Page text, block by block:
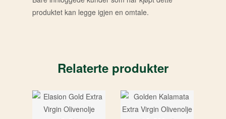
produktet kan legge igjen en omtale.
Relaterte produkter